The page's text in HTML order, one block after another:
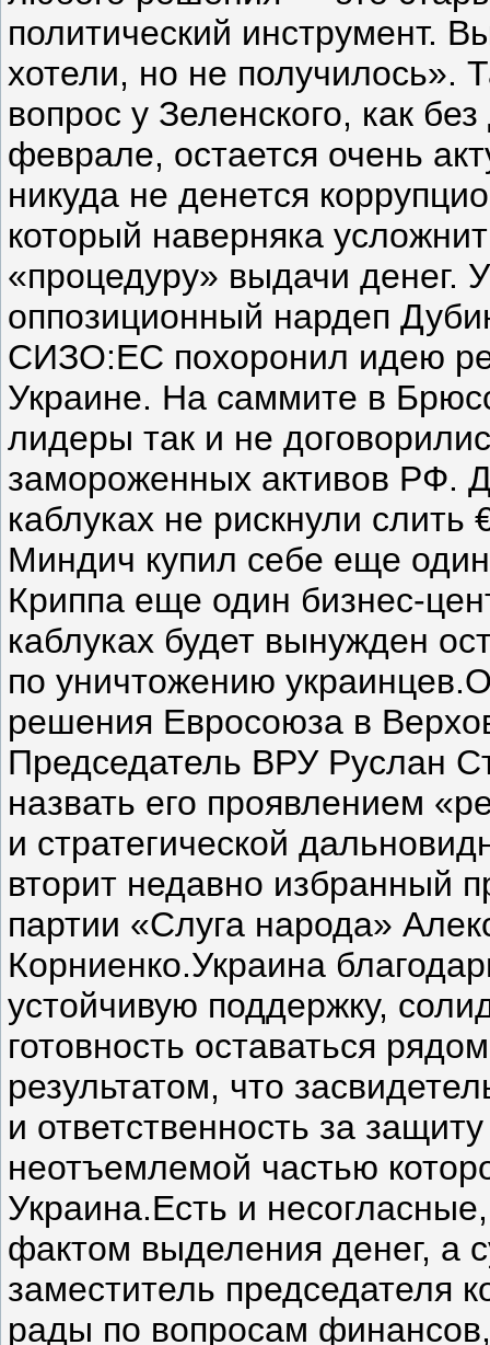
политический инструмент.
хотели, но не получилось».
вопрос у Зеленского, как
феврале, остается очень
никуда не денется
который наверняка
«процедуру» выдачи денег.
оппозиционный нардеп
СИЗО:ЕС похоронил идею
Украине. На саммите в
лидеры так и не
замороженных активов РФ.
каблуках не рискнули
Миндич купил себе еще
Криппа еще один бизнес-
каблуках будет вынужден
по уничтожению
решения Евросоюза в
Председатель ВРУ Руслан
назвать его проявлением
и стратегической
вторит недавно избранный
партии «Слуга народа»
Корниенко.Украина
устойчивую поддержку,
готовность оставаться
результатом, что
и ответственность за
неотъемлемой частью
Украина.Есть и
фактом выделения денег, а
заместитель председателя
рады по вопросам